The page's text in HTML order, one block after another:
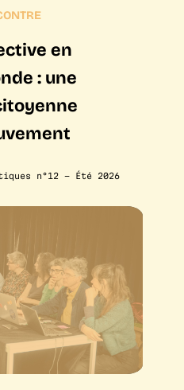
en
: une
n°12 – Été 2026